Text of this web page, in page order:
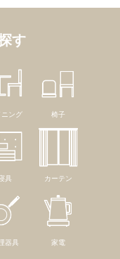
す
ニング 椅子
具 カーテン
器具 家電